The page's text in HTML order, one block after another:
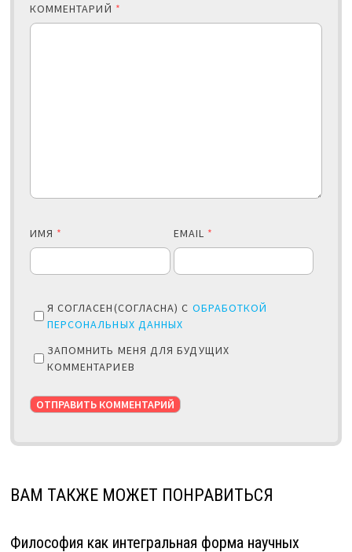
КОММЕНТАРИЙ *
ИМЯ * EMAIL *
Я СОГЛАСЕН(СОГЛАСНА) С ОБРАБОТКОЙ
ПЕРСОНАЛЬНЫХ ДАННЫХ
ЗАПОМНИТЬ МЕНЯ ДЛЯ БУДУЩИХ
КОММЕНТАРИЕВ
ВАМ ТАКЖЕ МОЖЕТ ПОНРАВИТЬСЯ
Философия как интегральная форма научных